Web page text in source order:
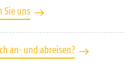
Sie uns
an- und abreisen?